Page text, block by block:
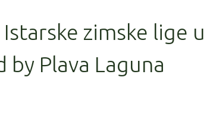
zimske lige u
Plava Laguna